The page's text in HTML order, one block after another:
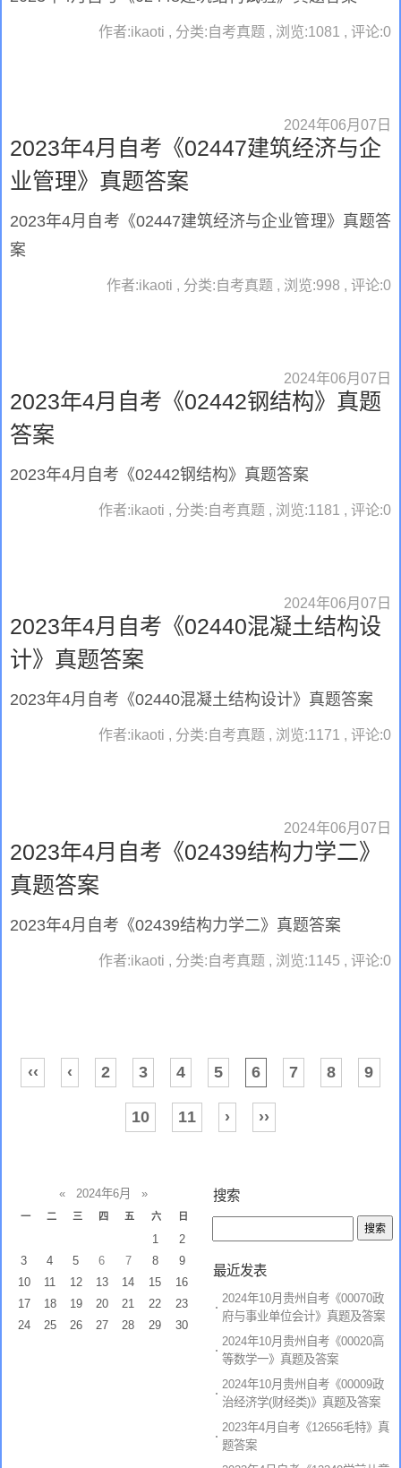
作者:ikaoti , 分类:自考真题 , 浏览:1081 , 评论:0
2024年06月07日
2023年4月自考《02447建筑经济与企
业管理》真题答案
2023年4月自考《02447建筑经济与企业管理》真题答
案
作者:ikaoti , 分类:自考真题 , 浏览:998 , 评论:0
2024年06月07日
2023年4月自考《02442钢结构》真题
答案
2023年4月自考《02442钢结构》真题答案
作者:ikaoti , 分类:自考真题 , 浏览:1181 , 评论:0
2024年06月07日
2023年4月自考《02440混凝土结构设
计》真题答案
2023年4月自考《02440混凝土结构设计》真题答案
作者:ikaoti , 分类:自考真题 , 浏览:1171 , 评论:0
2024年06月07日
2023年4月自考《02439结构力学二》
真题答案
2023年4月自考《02439结构力学二》真题答案
作者:ikaoti , 分类:自考真题 , 浏览:1145 , 评论:0
‹‹ ‹ 2 3 4 5 6 7 8 9
10 11 › ››
« 2024年6月 »
一 二 三 四 五 六 日
1
2
3
4 5 6 7 8
9
10
11 12 13 14 15
16
17
18 19 20 21 22
23
24
25 26 27 28 29 30
搜索
最近发表
2024年10月贵州自考《00070政
府与事业单位会计》真题及答案
2024年10月贵州自考《00020高
等数学一》真题及答案
2024年10月贵州自考《00009政
治经济学(财经类)》真题及答案
2023年4月自考《12656毛特》真
题答案